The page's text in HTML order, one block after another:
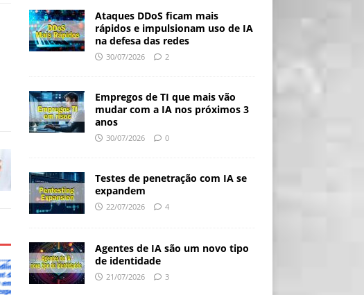
Ataques DDoS ficam mais
rápidos e impulsionam uso de IA
na defesa das redes
30/07/2026 2
Empregos de TI que mais vão
mudar com a IA nos próximos 3
anos
30/07/2026 0
Testes de penetração com IA se
expandem
22/07/2026 4
Agentes de IA são um novo tipo
de identidade
21/07/2026 3